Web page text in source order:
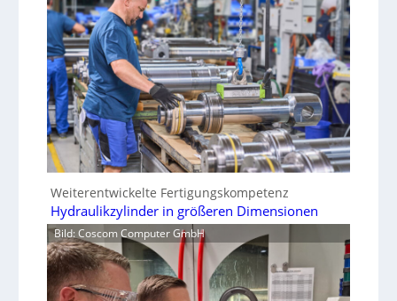
Weiterentwickelte Fertigungskompetenz
Hydraulikzylinder in größeren Dimensionen
Bild: Coscom Computer GmbH